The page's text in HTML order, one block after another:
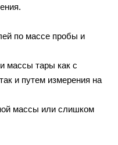
по массе пробы и
массы тары как с
и путем измерения на
массы или слишком